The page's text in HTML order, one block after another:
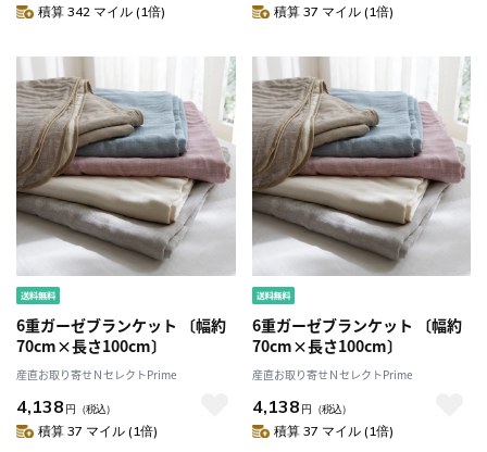
積算 342 マイル (1倍) 積算 37 マイル (1倍)
6重ガーゼブランケット 〔幅約
70cm×長さ100cm〕
産直お取り寄せＮセレクトPrime
4,138 円 （税込）
積算 37 マイル (1倍)
6重ガーゼブランケット 〔幅約
70cm×長さ100cm〕
産直お取り寄せＮセレクトPrime
4,138 円 （税込）
積算 37 マイル (1倍)